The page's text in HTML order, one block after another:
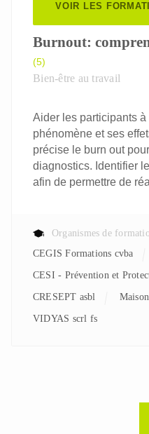
VOIR LES
Burnout:
(5)
Bien-être au travail
Aider les participants
phénomène et ses
précise le burn out
diagnostics. Identifier
afin de permettre de
Organismes de
CEGIS Formations cvba
CESI - Prévention et
CRESEPT asbl
VIDYAS scrl fs